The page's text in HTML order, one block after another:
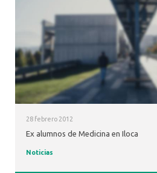
28 febrero 2012
Ex alumnos de Medicina en Iloca
Noticias